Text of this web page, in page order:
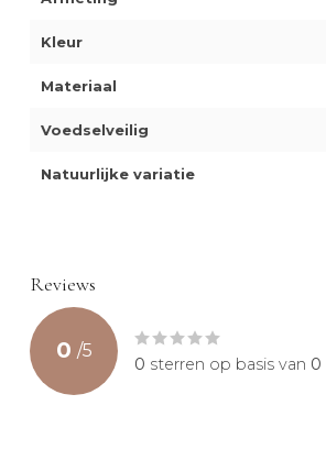
Kleur
Materiaal
Voedselveilig
Natuurlijke variatie
Reviews
0 /5
0 sterren op basis van 0